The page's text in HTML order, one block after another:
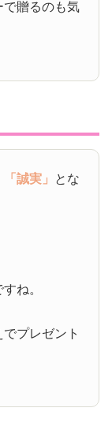
で贈るのも気
「誠実」 とな
ね。
プレゼント